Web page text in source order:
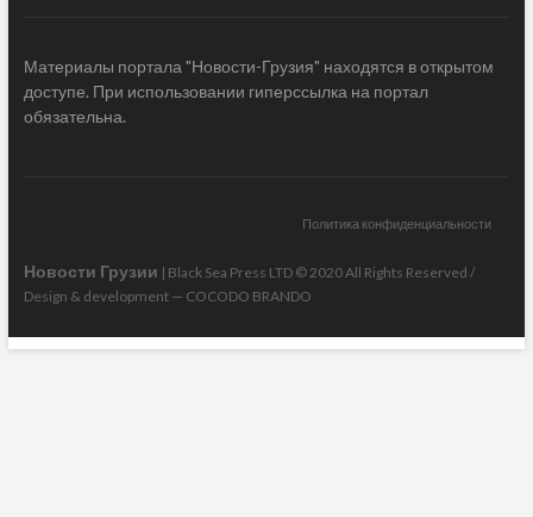
Материалы портала "Новости-Грузия" находятся в открытом
доступе. При использовании гиперссылка на портал
обязательна.
Политика конфиденциальности
Новости Грузии | Black Sea Press LTD © 2020 All Rights Reserved /
Design & development — COCODO BRANDO